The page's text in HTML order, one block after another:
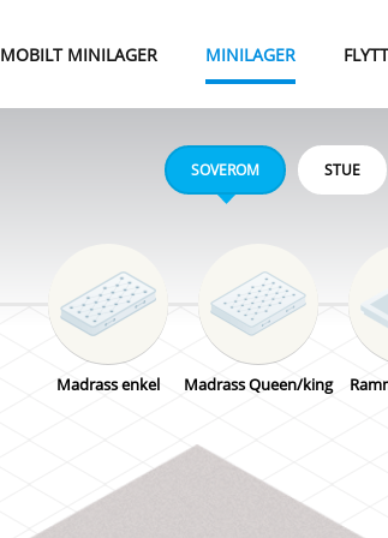
MOBILT MINILAGER MINILAGER
SOVEROM STUE
Madrass enkel Madrass Queen/king
Sidebord Sofabord
Kjøleskap Vaskemaskin
Liten flytteeske Stor
SOVEROM SOVEROM